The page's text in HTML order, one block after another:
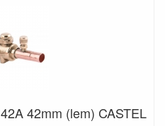
42mm (lem) CASTEL